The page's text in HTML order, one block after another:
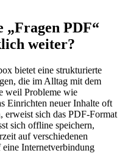
PDF“
weiter?
bietet eine strukturierte
die im Alltag mit dem
weil Probleme wie
Einrichten neuer Inhalte oft
erweist sich das PDF-Format
sich offline speichern,
auf verschiedenen
Internetverbindung